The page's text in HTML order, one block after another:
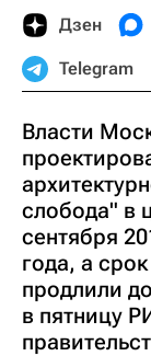
Дзен
Telegram
Власти
слобода" в
сентября
года, а
продлили
в пятницу